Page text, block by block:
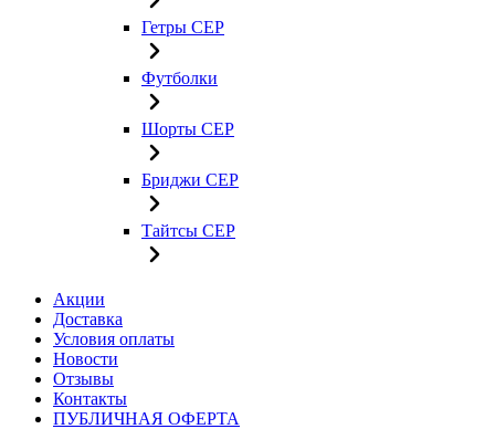
Гетры CEP
Футболки
Шорты CEP
Бриджи CEP
Тайтсы CEP
Акции
Доставка
Условия оплаты
Новости
Отзывы
Контакты
ПУБЛИЧНАЯ ОФЕРТА